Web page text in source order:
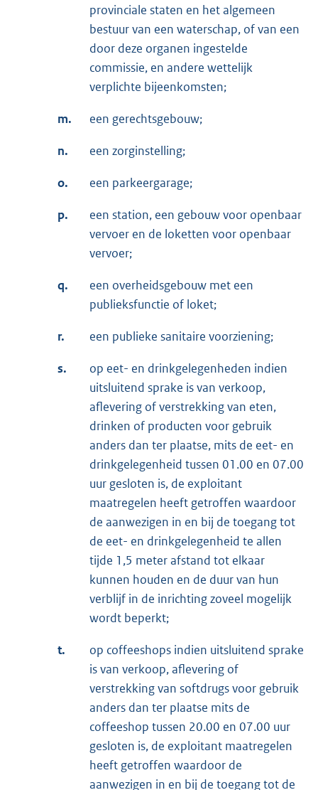
provinciale staten en het algemeen
bestuur van een waterschap, of van een
door deze organen ingestelde
commissie, en andere wettelijk
verplichte bijeenkomsten;
m. een gerechtsgebouw;
n. een zorginstelling;
o. een parkeergarage;
p.
een station, een gebouw voor openbaar
vervoer en de loketten voor openbaar
vervoer;
q.
een overheidsgebouw met een
publieksfunctie of loket;
r. een publieke sanitaire voorziening;
s.
op eet- en drinkgelegenheden indien
uitsluitend sprake is van verkoop,
aflevering of verstrekking van eten,
drinken of producten voor gebruik
anders dan ter plaatse, mits de eet- en
drinkgelegenheid tussen 01.00 en 07.00
uur gesloten is, de exploitant
maatregelen heeft getroffen waardoor
de aanwezigen in en bij de toegang tot
de eet- en drinkgelegenheid te allen
tijde 1,5 meter afstand tot elkaar
kunnen houden en de duur van hun
verblijf in de inrichting zoveel mogelijk
wordt beperkt;
t.
op coffeeshops indien uitsluitend sprake
is van verkoop, aflevering of
verstrekking van softdrugs voor gebruik
anders dan ter plaatse mits de
coffeeshop tussen 20.00 en 07.00 uur
gesloten is, de exploitant maatregelen
heeft getroffen waardoor de
aanwezigen in en bij de toegang tot de